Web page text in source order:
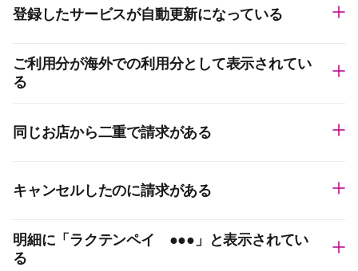
登録したサービスが自動更新になっている
ご利用分が海外での利用分として表示されてい
る
同じお店から二重で請求がある
キャンセルしたのに請求がある
明細に「ラクテンペイ ●●●」と表示されてい
る